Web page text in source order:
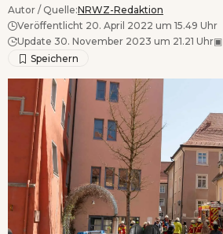
Autor / Quelle:NRWZ-Redaktion
Veröffentlicht 20. April 2022 um 15.49 Uhr
Update 30. November 2023 um 21.21 Uhr▣